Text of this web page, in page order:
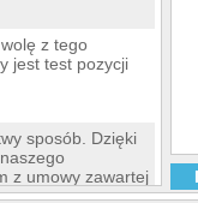
z tego
jest test pozycji
sposób. Dzięki
z umowy zawartej